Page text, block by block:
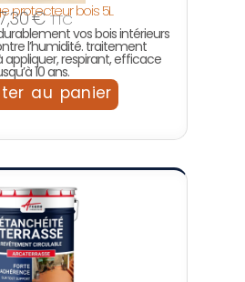
protecteur bois 5L
€ TTC
vos bois intérieurs
l’humidité. traitement
respirant, efficace
10 ans.
au panier